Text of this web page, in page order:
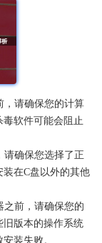
，请确保您的计算
软件可能会阻止
请确保您选择了正
在C盘以外的其他
之前，请确保您的
旧版本的操作系统
装失败。